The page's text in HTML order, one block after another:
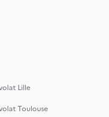
Lille
Toulouse